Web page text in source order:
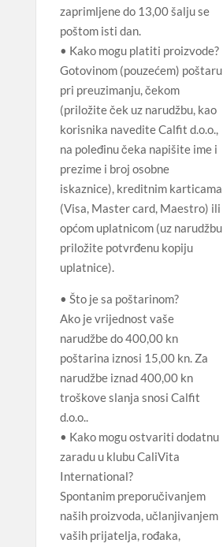
zaprimljene do 13,00 šalju se
poštom isti dan.
• Kako mogu platiti proizvode?
Gotovinom (pouzećem) poštaru
pri preuzimanju, čekom
(priložite ček uz narudžbu, kao
korisnika navedite Calfit d.o.o.,
na poleđinu čeka napišite ime i
prezime i broj osobne
iskaznice), kreditnim karticama
(Visa, Master card, Maestro) ili
općom uplatnicom (uz narudžbu
priložite potvrđenu kopiju
uplatnice).
• Što je sa poštarinom?
Ako je vrijednost vaše
narudžbe do 400,00 kn
poštarina iznosi 15,00 kn. Za
narudžbe iznad 400,00 kn
troškove slanja snosi Calfit
d.o.o..
• Kako mogu ostvariti dodatnu
zaradu u klubu CaliVita
International?
Spontanim preporučivanjem
naših proizvoda, učlanjivanjem
vaših prijatelja, rođaka,